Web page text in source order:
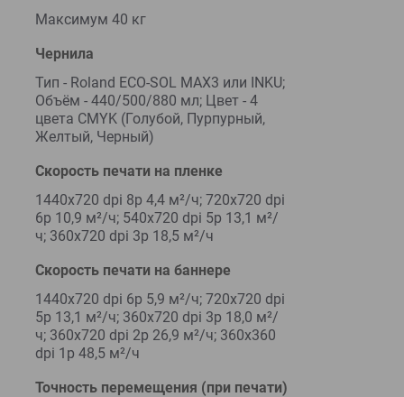
Максимум 40 кг
Чернила
Тип - Roland ECO-SOL MAX3 или INKU;
Объём - 440/500/880 мл; Цвет - 4
цвета CMYK (Голубой, Пурпурный,
Желтый, Черный)
Скорость печати на пленке
1440x720 dpi 8p 4,4 м²/ч; 720x720 dpi
6p 10,9 м²/ч; 540x720 dpi 5p 13,1 м²/
ч; 360x720 dpi 3p 18,5 м²/ч
Скорость печати на баннере
1440x720 dpi 6p 5,9 м²/ч; 720x720 dpi
5p 13,1 м²/ч; 360x720 dpi 3p 18,0 м²/
ч; 360x720 dpi 2p 26,9 м²/ч; 360x360
dpi 1p 48,5 м²/ч
Точность перемещения (при печати)